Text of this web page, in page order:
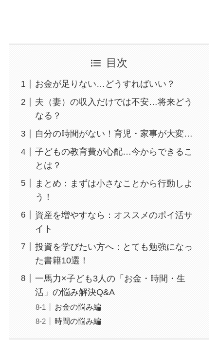
目次
お金が足りない…どうすればいい？
夫（妻）の収入だけでは不安…将来どう
なる？
自分の時間がない！育児・家事が大変…
子どもの教育費が心配…今からできるこ
とは？
まとめ：まずは小さなことから行動しよ
う！
資産を増やすなら：オススメのポイ活サ
イト
投資を学びたい方へ：とても勉強になっ
た書籍10選！
一馬力×子ども3人の「お金・時間・生
活」の悩み解決Q&A
お金の悩み編
時間の悩み編